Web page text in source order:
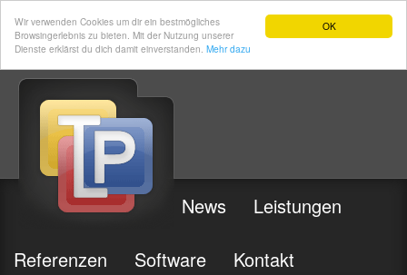
OK
Wir verwenden Cookies um dir ein bestmögliches
Browsingerlebnis zu bieten. Mit der Nutzung unserer
Dienste erklärst du dich damit einverstanden. Mehr dazu
News Leistungen
Referenzen Software Kontakt